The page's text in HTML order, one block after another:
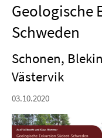
Geologische
Schweden
Schonen,
Västervik
03.10.2020